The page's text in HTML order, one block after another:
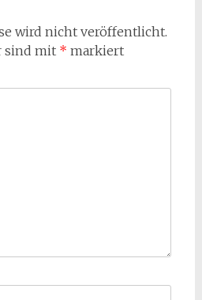
wird nicht veröffentlicht.
sind mit * markiert